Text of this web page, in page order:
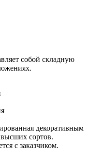
собой складную
декоративным
сортов.
с заказчиком.